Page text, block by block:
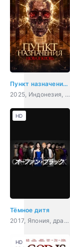
Пункт назначения. Новая кровь
2025, Индонезия, ужасы
Тёмное дитя
2017, Япония, драма, фантастика
HD
HD